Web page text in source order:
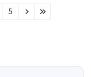
5
다
마